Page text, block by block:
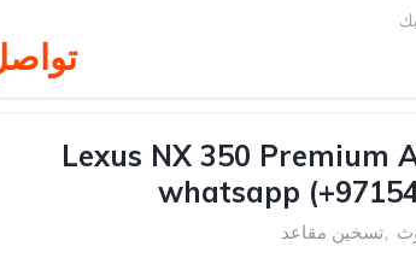
2023 Lexus NX 350 Premium
whatsapp
تسخين مقاعد